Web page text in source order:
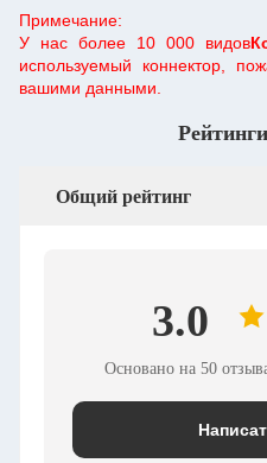
Примечание:
У нас более 10 000 видов
используемый коннектор,
вашими данными.
Общий рейтинг
3.0
Основано на 50